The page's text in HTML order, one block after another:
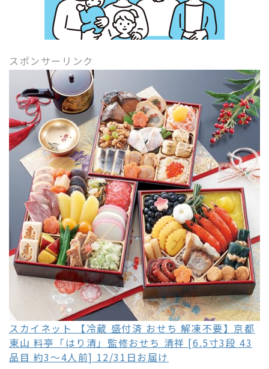
スポンサーリンク
スカイネット 【冷蔵 盛付済 おせち 解凍不要】京都
東山 料亭「はり清」監修おせち 清祥 [6.5寸3段 43
品目 約3～4人前] 12/31日お届け